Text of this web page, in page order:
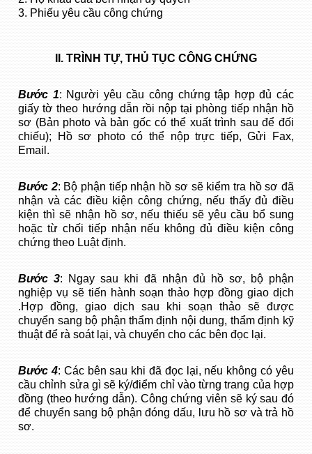
3. Phiếu yêu cầu công chứng
II. TRÌNH TỰ, THỦ TỤC CÔNG CHỨNG
Bước 1: Người yêu cầu công chứng tập hợp đủ các
giấy tờ theo hướng dẫn rồi nộp tại phòng tiếp nhận hồ
sơ (Bản photo và bản gốc có thể xuất trình sau để đối
chiếu); Hồ sơ photo có thể nộp trực tiếp, Gửi Fax,
Email.
Bước 2: Bộ phận tiếp nhận hồ sơ sẽ kiểm tra hồ sơ đã
nhận và các điều kiện công chứng, nếu thấy đủ điều
kiện thì sẽ nhận hồ sơ, nếu thiếu sẽ yêu cầu bổ sung
hoặc từ chối tiếp nhận nếu không đủ điều kiện công
chứng theo Luật định.
Bước 3: Ngay sau khi đã nhận đủ hồ sơ, bộ phận
nghiệp vụ sẽ tiến hành soạn thảo hợp đồng giao dịch
.Hợp đồng, giao dịch sau khi soạn thảo sẽ được
chuyển sang bộ phận thẩm định nội dung, thẩm định kỹ
thuật để rà soát lại, và chuyển cho các bên đọc lại.
Bước 4: Các bên sau khi đã đọc lại, nếu không có yêu
cầu chỉnh sửa gì sẽ ký/điểm chỉ vào từng trang của hợp
đồng (theo hướng dẫn). Công chứng viên sẽ ký sau đó
để chuyển sang bộ phận đóng dấu, lưu hồ sơ và trả hồ
sơ.